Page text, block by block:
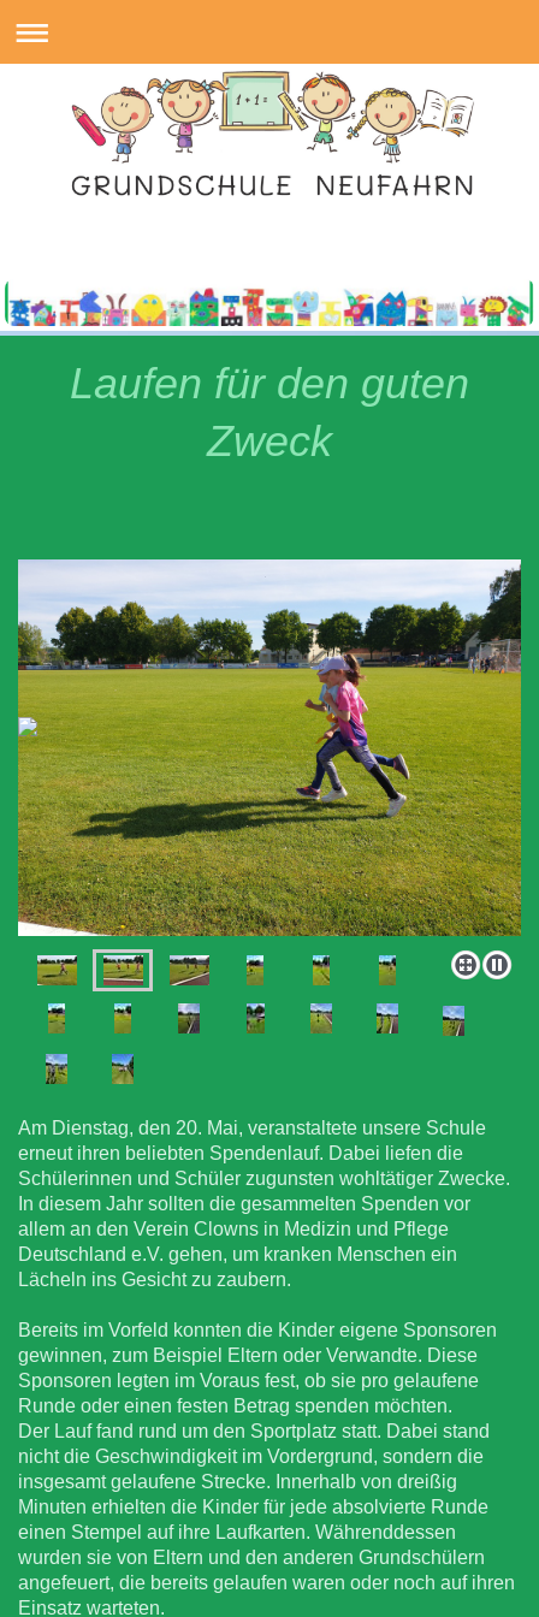
Laufen für den guten
Zweck
Am Dienstag, den 20. Mai, veranstaltete unsere Schule
erneut ihren beliebten Spendenlauf. Dabei liefen die
Schülerinnen und Schüler zugunsten wohltätiger Zwecke.
In diesem Jahr sollten die gesammelten Spenden vor
allem an den Verein Clowns in Medizin und Pflege
Deutschland e.V. gehen, um kranken Menschen ein
Lächeln ins Gesicht zu zaubern.
Bereits im Vorfeld konnten die Kinder eigene Sponsoren
gewinnen, zum Beispiel Eltern oder Verwandte. Diese
Sponsoren legten im Voraus fest, ob sie pro gelaufene
Runde oder einen festen Betrag spenden möchten.
Der Lauf fand rund um den Sportplatz statt. Dabei stand
nicht die Geschwindigkeit im Vordergrund, sondern die
insgesamt gelaufene Strecke. Innerhalb von dreißig
Minuten erhielten die Kinder für jede absolvierte Runde
einen Stempel auf ihre Laufkarten. Währenddessen
wurden sie von Eltern und den anderen Grundschülern
angefeuert, die bereits gelaufen waren oder noch auf ihren
Einsatz warteten.